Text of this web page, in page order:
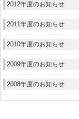
2012年度のお知らせ
2011年度のお知らせ
2010年度のお知らせ
2009年度のお知らせ
2008年度のお知らせ